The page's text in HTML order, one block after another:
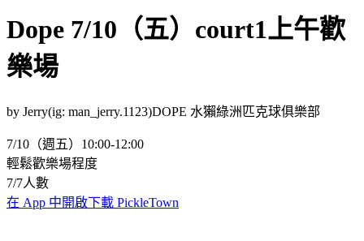
Dope 7/10（五）court1上午歡
樂場
by Jerry(ig: man_jerry.1123)DOPE 水獺綠洲匹克球俱樂部
7/10（週五） 10:00-12:00
輕鬆歡樂場程度
7/7人數
在 App 中開啟下載 PickleTown